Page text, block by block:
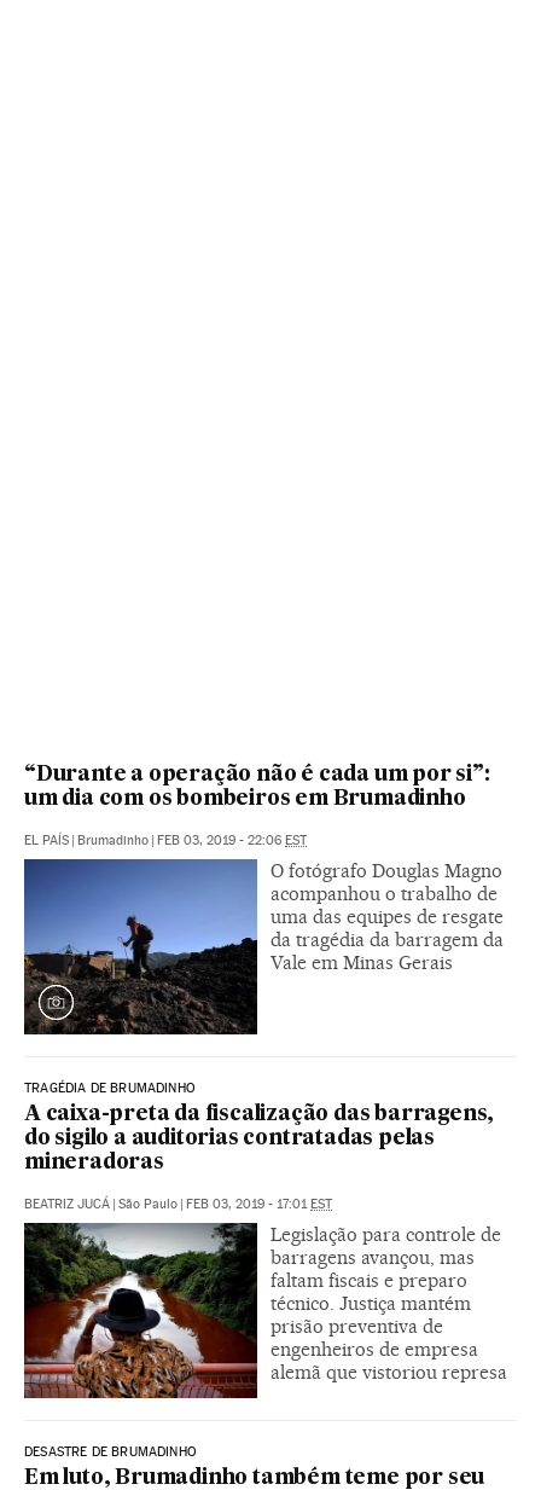
“Durante a operação não é cada um por si”:
um dia com os bombeiros em Brumadinho
EL PAÍS | Brumadinho | FEB 03, 2019 - 22:06 EST
O fotógrafo Douglas Magno
acompanhou o trabalho de
uma das equipes de resgate
da tragédia da barragem da
Vale em Minas Gerais
TRAGÉDIA DE BRUMADINHO
A caixa-preta da fiscalização das barragens,
do sigilo a auditorias contratadas pelas
mineradoras
BEATRIZ JUCÁ | São Paulo | FEB 03, 2019 - 17:01EST
Legislação para controle de
barragens avançou, mas
faltam fiscais e preparo
técnico. Justiça mantém
prisão preventiva de
engenheiros de empresa
alemã que vistoriou represa
DESASTRE DE BRUMADINHO
Em luto, Brumadinho também teme por seu